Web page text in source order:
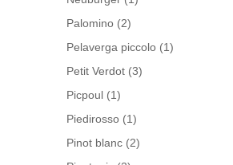
Palomino (2)
Pelaverga piccolo (1)
Petit Verdot (3)
Picpoul (1)
Piedirosso (1)
Pinot blanc (2)